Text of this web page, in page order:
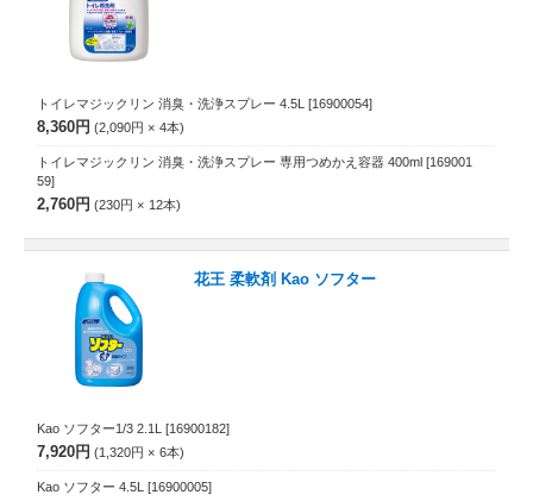
トイレマジックリン 消臭・洗浄スプレー 4.5L [16900054]
8,360円 2,090円 4本
トイレマジックリン 消臭・洗浄スプレー 専用つめかえ容器 400ml [169001
59]
2,760円 230円 12本
花王 柔軟剤 Kao ソフター
Kao ソフター1/3 2.1L [16900182]
7,920円 1,320円 6本
Kao ソフター 4.5L [16900005]